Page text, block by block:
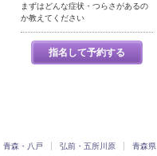
まずはどんな症状・つらさがあるの
か教えてください
指名して予約する
青森・八戸 弘前・五所川原 青森県